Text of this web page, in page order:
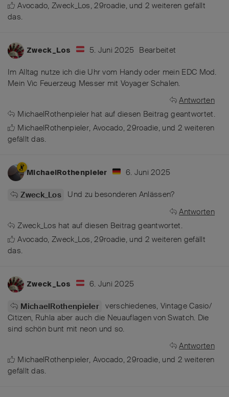
Avocado,Zweck_Los,29roadie, und 2 weiteren gefällt
das.
Zweck_Los 5. Juni 2025 Bearbeitet
Im Alltag nutze ich die Uhr vom Handy oder mein EDC Mod.
Mein Vic Feuerzeug Messer mit Voyager Schalen.
Antworten
MichaelRothenpieler hat auf diesen Beitrag geantwortet.
MichaelRothenpieler, Avocado,29roadie, und 2 weiteren
gefällt das.
MichaelRothenpieler 6. Juni 2025
Zweck_Los
Und zu besonderen Anlässen?
Antworten
Zweck_Los hat auf diesen Beitrag geantwortet.
Avocado,Zweck_Los,29roadie, und 2 weiteren gefällt
das.
Zweck_Los 6. Juni 2025
MichaelRothenpieler verschiedenes, Vintage Casio/
Citizen, Ruhla aber auch die Neuauflagen von Swatch. Die
sind schön bunt mit neon und so.
Antworten
MichaelRothenpieler, Avocado,29roadie, und 2 weiteren
gefällt das.